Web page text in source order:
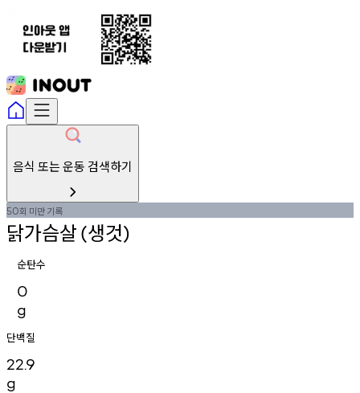
음식 또는 운동 검색하기
50회 미만기록
닭가슴살(생것)
순탄수
0
g
단백질
22.9
g